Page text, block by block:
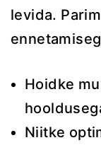
levida.
Hoidke
Niitke